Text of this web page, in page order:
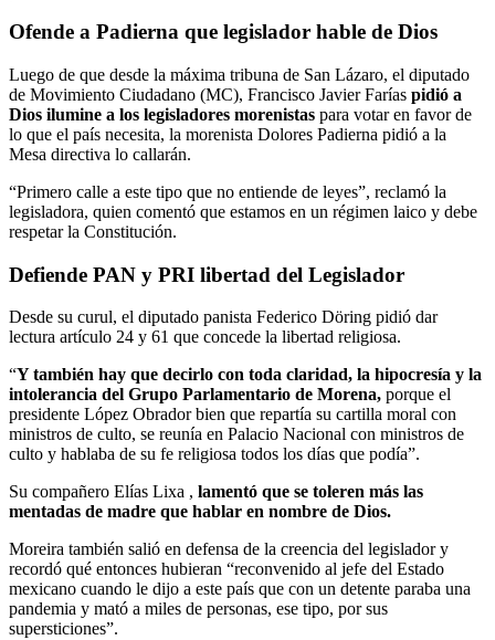
Ofende a Padierna que legislador hable de Dios
Luego de que desde la máxima tribuna de San Lázaro, el diputado
de Movimiento Ciudadano (MC), Francisco Javier Farías pidió a
Dios ilumine a los legisladores morenistas para votar en favor de
lo que el país necesita, la morenista Dolores Padierna pidió a la
Mesa directiva lo callarán.
“Primero calle a este tipo que no entiende de leyes”, reclamó la
legisladora, quien comentó que estamos en un régimen laico y debe
respetar la Constitución.
Defiende PAN y PRI libertad del Legislador
Desde su curul, el diputado panista Federico Döring pidió dar
lectura artículo 24 y 61 que concede la libertad religiosa.
“Y también hay que decirlo con toda claridad, la hipocresía y la
intolerancia del Grupo Parlamentario de Morena, porque el
presidente López Obrador bien que repartía su cartilla moral con
ministros de culto, se reunía en Palacio Nacional con ministros de
culto y hablaba de su fe religiosa todos los días que podía”.
Su compañero Elías Lixa , lamentó que se toleren más las
mentadas de madre que hablar en nombre de Dios.
Moreira también salió en defensa de la creencia del legislador y
recordó qué entonces hubieran “reconvenido al jefe del Estado
mexicano cuando le dijo a este país que con un detente paraba una
pandemia y mató a miles de personas, ese tipo, por sus
supersticiones”.